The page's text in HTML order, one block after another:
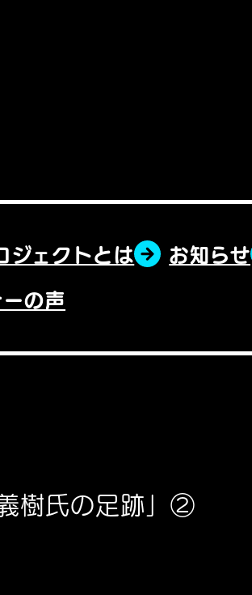
ジェクトとは お知らせ
ーの声
樹氏の足跡」②